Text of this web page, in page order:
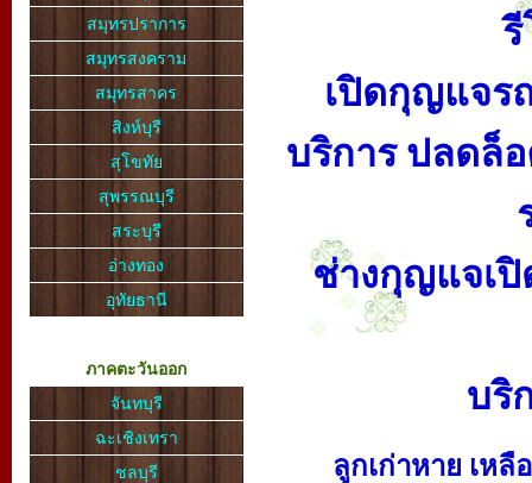
สมุทรปราการ
สมุทรสงคราม
สมุทรสาคร
สิงห์บุรี
สุโขทัย
สุพรรณบุรี
สระบุรี
อ่างทอง
อุทัยธานี
ภาคตะวันออก
จันทบุรี
ฉะเชิงเทรา
ชลบุรี
เปิดกุญแจร
บริการ ปลดล็
ช่างกุญแจเ
บริ
ลูกเก่าหาย เห